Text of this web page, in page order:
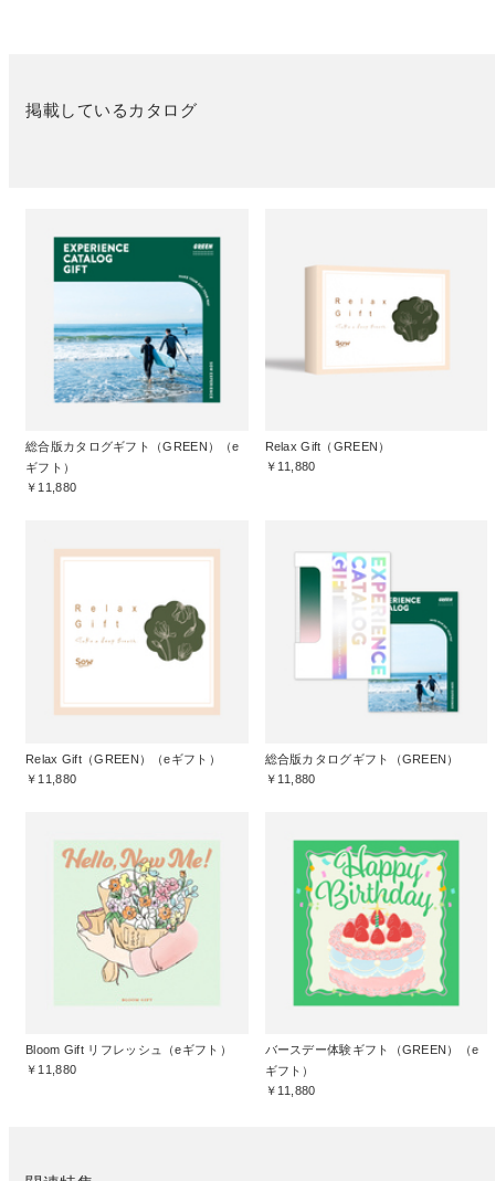
掲載しているカタログ
総合版カタログギフト（GREEN）（e
ギフト）
￥11,880
Relax Gift（GREEN）
￥11,880
Relax Gift（GREEN）（eギフト）
￥11,880
総合版カタログギフト（GREEN）
￥11,880
Bloom Gift リフレッシュ（eギフト）
￥11,880
バースデー体験ギフト（GREEN）（e
ギフト）
￥11,880